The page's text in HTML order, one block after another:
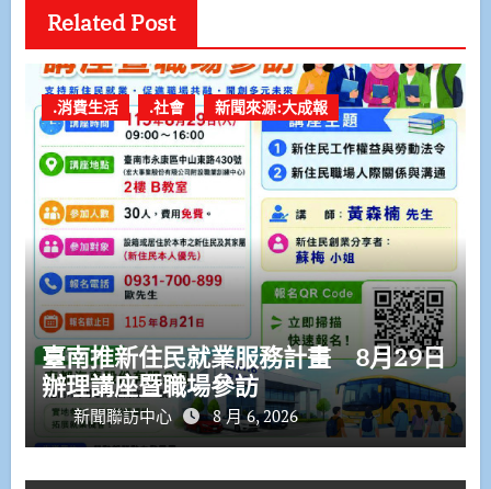
Related Post
.消費生活 .社會 新聞來源:大成報
臺南推新住民就業服務計畫 8月29日
辦理講座暨職場參訪
新聞聯訪中心 8 月 6, 2026